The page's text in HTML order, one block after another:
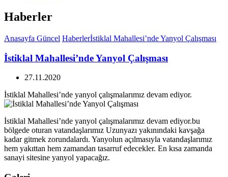
Haberler
Anasayfa Güncel Haberlerİstiklal Mahallesi’nde Yanyol Çalışması
İstiklal Mahallesi’nde Yanyol Çalışması
27.11.2020
İstiklal Mahallesi’nde yanyol çalışmalarımız devam ediyor.
İstiklal Mahallesi’nde yanyol çalışmalarımız devam ediyor.bu
bölgede oturan vatandaşlarımız Uzunyazı yakınındaki kavşağa
kadar gitmek zorundalardı. Yanyolun açılmasıyla vatandaşlarımız
hem yakıttan hem zamandan tasarruf edecekler. En kısa zamanda
sanayi sitesine yanyol yapacağız.